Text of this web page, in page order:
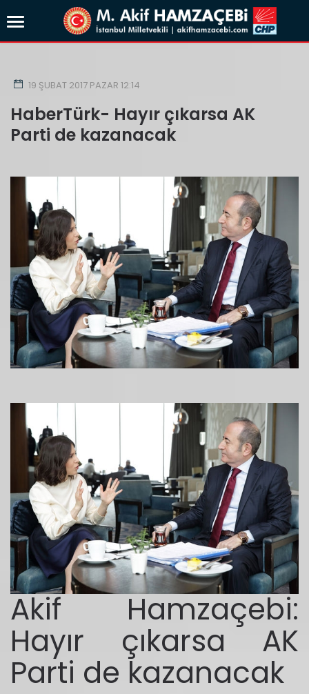
19 ŞUBAT 2017 PAZAR 12:14
HaberTürk- Hayır çıkarsa AK
Parti de kazanacak
Akif Hamzaçebi:
Hayır çıkarsa AK
Parti de kazanacak